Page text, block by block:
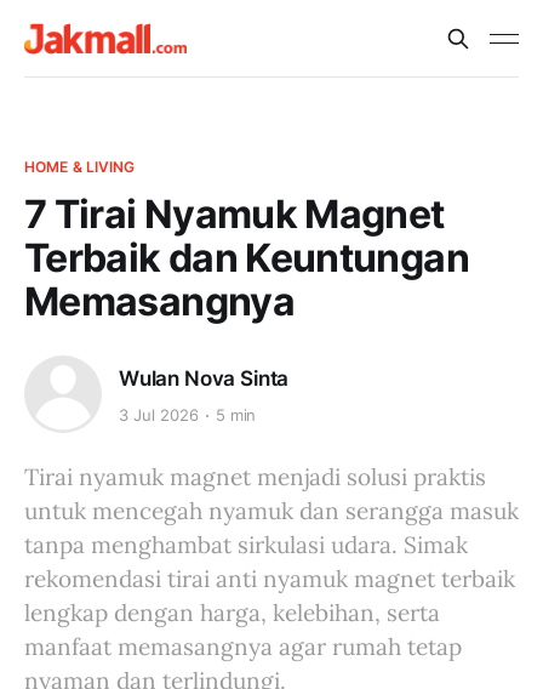
HOME & LIVING
7 Tirai Nyamuk Magnet
Terbaik dan Keuntungan
Memasangnya
Wulan Nova Sinta
3 Jul 2026 5 min
Tirai nyamuk magnet menjadi solusi praktis
untuk mencegah nyamuk dan serangga masuk
tanpa menghambat sirkulasi udara. Simak
rekomendasi tirai anti nyamuk magnet terbaik
lengkap dengan harga, kelebihan, serta
manfaat memasangnya agar rumah tetap
nyaman dan terlindungi.